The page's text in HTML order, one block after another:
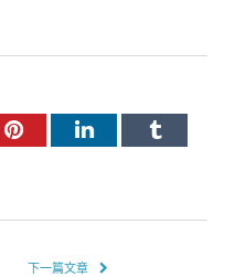
PinterestLinkedInTumblr
下一篇文章